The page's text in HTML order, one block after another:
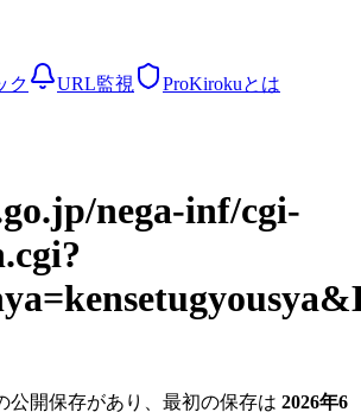
ク URL監視 ProKirokuとは
/nega-inf/cgi-
公開保存があり、最初の保存は 2026年6